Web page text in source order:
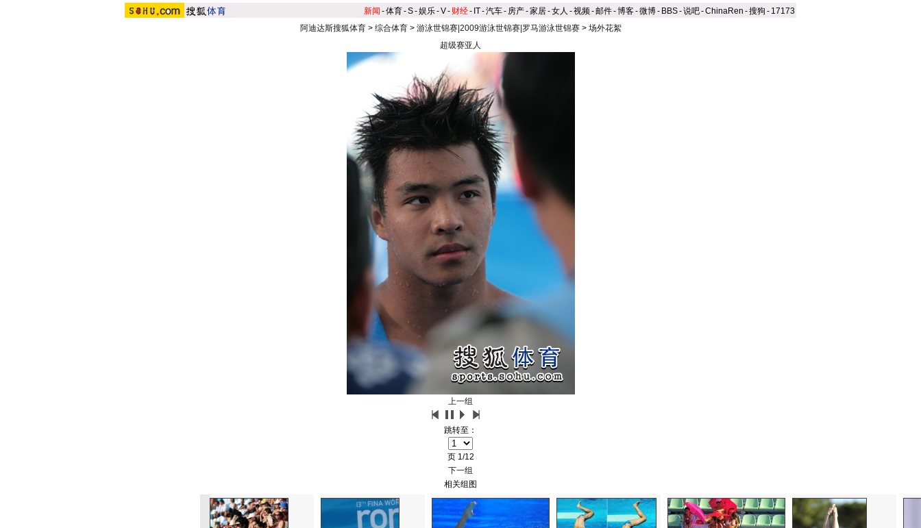
新闻 -体育-S-娱乐-V- 财经- IT-汽车- 房产-家居-女人 -视频-邮件-博客-微博- BBS-说吧-ChinaRen -搜狗 - 17173
阿迪达斯搜狐体育> 综合体育> 游泳世锦赛|2009游泳世锦赛|罗马游泳世锦赛> 场外花絮
超级赛亚人
上一组
跳转至：
页 1/12
下一组
相关组图